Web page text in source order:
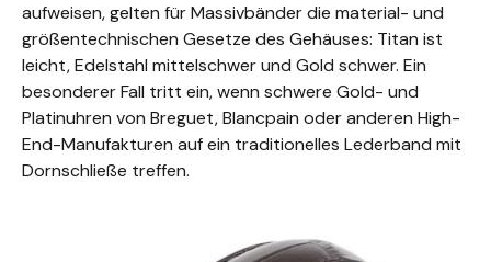
aufweisen, gelten für Massivbänder die material- und
größentechnischen Gesetze des Gehäuses: Titan ist
leicht, Edelstahl mittelschwer und Gold schwer. Ein
besonderer Fall tritt ein, wenn schwere Gold- und
Platinuhren von Breguet, Blancpain oder anderen High-
End-Manufakturen auf ein traditionelles Lederband mit
Dornschließe treffen.